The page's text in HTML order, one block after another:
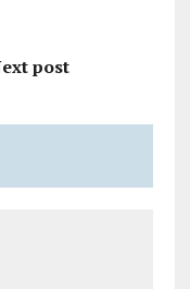
post